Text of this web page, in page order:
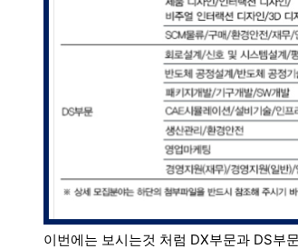
이번에는 보시는것 처럼 DX부문과 DS부